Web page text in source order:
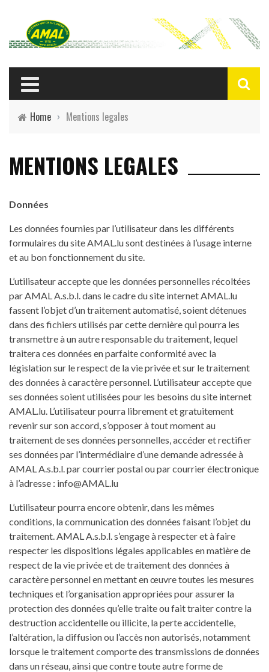
Home › Mentions legales
MENTIONS LEGALES
Données
Les données fournies par l’utilisateur dans les différents
formulaires du site AMAL.lu sont destinées à l’usage interne
et au bon fonctionnement du site.
L’utilisateur accepte que les données personnelles récoltées
par AMAL A.s.b.l. dans le cadre du site internet AMAL.lu
fassent l’objet d’un traitement automatisé, soient détenues
dans des fichiers utilisés par cette dernière qui pourra les
transmettre à un autre responsable du traitement, lequel
traitera ces données en parfaite conformité avec la
législation sur le respect de la vie privée et sur le traitement
des données à caractère personnel. L’utilisateur accepte que
ses données soient utilisées pour les besoins du site internet
AMAL.lu. L’utilisateur pourra librement et gratuitement
revenir sur son accord, s’opposer à tout moment au
traitement de ses données personnelles, accéder et rectifier
ses données par l’intermédiaire d’une demande adressée à
AMAL A.s.b.l. par courrier postal ou par courrier électronique
à l’adresse : info@AMAL.lu
L’utilisateur pourra encore obtenir, dans les mêmes
conditions, la communication des données faisant l’objet du
traitement. AMAL A.s.b.l. s’engage à respecter et à faire
respecter les dispositions légales applicables en matière de
respect de la vie privée et de traitement des données à
caractère personnel en mettant en œuvre toutes les mesures
techniques et l’organisation appropriées pour assurer la
protection des données qu’elle traite ou fait traiter contre la
destruction accidentelle ou illicite, la perte accidentelle,
l’altération, la diffusion ou l’accès non autorisés, notamment
lorsque le traitement comporte des transmissions de données
dans un réseau, ainsi que contre toute autre forme de